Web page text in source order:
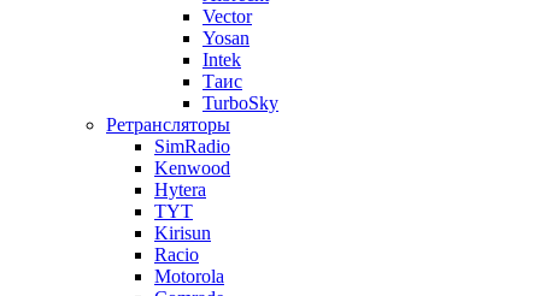
Vector
Yosan
Intek
Таис
TurboSky
Ретрансляторы
SimRadio
Kenwood
Hytera
TYT
Kirisun
Racio
Motorola